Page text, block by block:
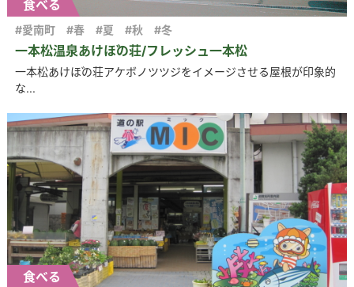
食べる
一本松温泉あけぼの荘/フレッシュ一本松
#愛南町 #春 #夏 #秋 #冬
一本松あけぼの荘アケボノツツジをイメージさせる屋根が印象的
な...
食べる